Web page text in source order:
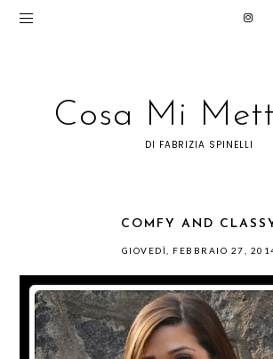
Cosa Mi
DI FABRIZIA SPINELLI
COMFY AND
GIOVEDÌ, FEBBRAIO 27,